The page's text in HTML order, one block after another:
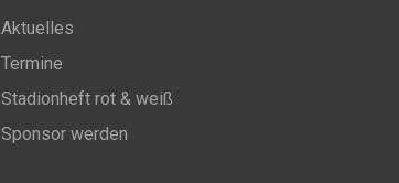
Aktuelles
Termine
Stadionheft rot & weiß
Sponsor werden